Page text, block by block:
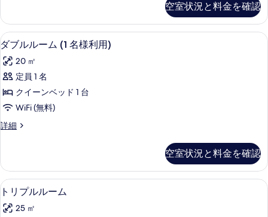
件
ル
ま
た
は
ツ
イ
ン
ル
の
す
べ
ー
ド
ダ
ブ
ル
ま
は
ツ
ン
の
詳
細
空室状況と料金を確認
ダ
ブ
ル
ル
ー
(1
様
利
用)
の
3
ダブルルーム (1 名様利用)
20 ㎡
定員 1 名
クイーンベッド 1 台
WiFi (無料)
詳細
ダ
ー
ム
(1
様
空室状況と料金を確認
ト
リ
3
トリプルルーム
25 ㎡